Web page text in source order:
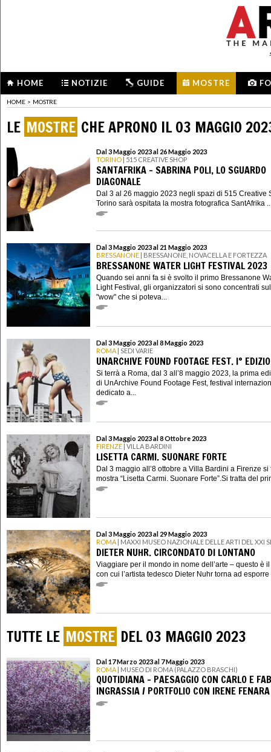
HOME NOTIZIE GUIDE MOSTRE
HOME > MOSTRE
LE MOSTRE CHE APRONO IL 03 MAGGIO
Dal 3 Maggio 2023 al 26 Maggio 2023
TORINO | 515 CREATIVE SHOP
SANTAFRIKA - SABRINA POLI, LO SGUARDO
DIAGONALE
Dal 3 al 26 maggio 2023 negli spazi di 515 Creative
Torino sarà ospitata la mostra fotografica SantAfrika
Dal 3 Maggio 2023 al 21 Maggio 2023
BRESSANONE | BRESSANONE, NOVACELLA E FORTEZZA
BRESSANONE WATER LIGHT FESTIVAL 2023
Quando sei anni fa si è svolto il primo Bressanone
Light Festival, gli organizzatori si sono concentrati
"wow" che si poteva...
Dal 3 Maggio 2023 al 8 Maggio 2023
ROMA | SEDI VARIE
UNARCHIVE FOUND FOOTAGE FEST. I°
Si terrà a Roma, dal 3 all’8 maggio 2023, la prima
di UnArchive Found Footage Fest, festival
dedicato a...
Dal 3 Maggio 2023 al 8 Ottobre 2023
FIRENZE | VILLA BARDINI
LISETTA CARMI. SUONARE FORTE
Dal 3 maggio all’8 ottobre a Villa Bardini a Firenze si
mostra “Lisetta Carmi. Suonare Forte”.Si tratta del
Dal 3 Maggio 2023 al 29 Maggio 2023
ROMA | MAXXI MUSEO NAZIONALE DELLE ARTI DEL XXI
DIETER NUHR. CIRCONDATO DI LONTANO
Viaggiare per il mondo in nome dell’arte – questo è
con cui l’artista tedesco Dieter Nuhr torna ad esporre
TUTTE LE MOSTRE DEL 03 MAGGIO 2023
Dal 17 Marzo 2023 al 7 Maggio 2023
ROMA | MUSEO DI ROMA (PALAZZO BRASCHI)
QUOTIDIANA - PAESAGGIO CON CARLO E
INGRASSIA / PORTFOLIO CON IRENE FENARA